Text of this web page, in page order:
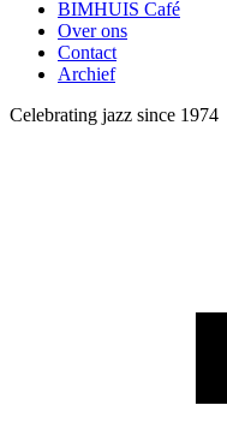
BIMHUIS Café
Over ons
Contact
Archief
Celebrating jazz since 1974